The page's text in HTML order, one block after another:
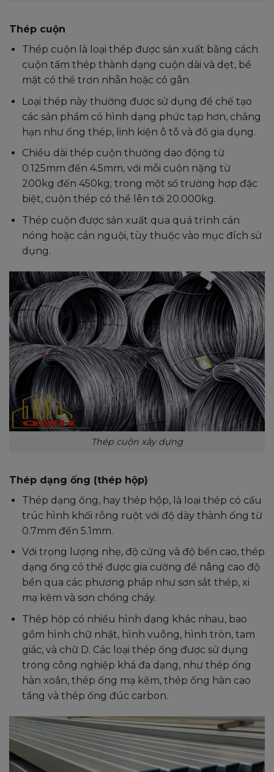
Thép cuộn
Thép cuộn là loại thép được sản xuất bằng cách
cuộn tấm thép thành dạng cuộn dài và dẹt, bề
mặt có thể trơn nhẵn hoặc có gân.
Loại thép này thường được sử dụng để chế tạo
các sản phẩm có hình dạng phức tạp hơn, chẳng
hạn như ống thép, linh kiện ô tô và đồ gia dụng.
Chiều dài thép cuộn thường dao động từ
0.125mm đến 4.5mm, với mỗi cuộn nặng từ
200kg đến 450kg; trong một số trường hợp đặc
biệt, cuộn thép có thể lên tới 20.000kg.
Thép cuộn được sản xuất qua quá trình cán
nóng hoặc cán nguội, tùy thuộc vào mục đích sử
dụng.
Thép cuộn xây dựng
Thép dạng ống (thép hộp)
Thép dạng ống, hay thép hộp, là loại thép có cấu
trúc hình khối rỗng ruột với độ dày thành ống từ
0.7mm đến 5.1mm.
Với trọng lượng nhẹ, độ cứng và độ bền cao, thép
dạng ống có thể được gia cường để nâng cao độ
bền qua các phương pháp như sơn sắt thép, xi
mạ kẽm và sơn chống cháy.
Thép hộp có nhiều hình dạng khác nhau, bao
gồm hình chữ nhật, hình vuông, hình tròn, tam
giác, và chữ D. Các loại thép ống được sử dụng
trong công nghiệp khá đa dạng, như thép ống
hàn xoắn, thép ống mạ kẽm, thép ống hàn cao
tầng và thép ống đúc carbon.